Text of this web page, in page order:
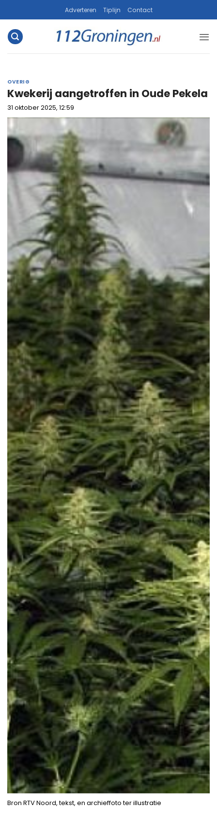
naar
inhoud
Adverteren Tiplijn Contact
OVERIG
Kwekerij aangetroffen in Oude Pekela
31 oktober 2025, 12:59
Bron RTV Noord, tekst, en archieffoto ter illustratie